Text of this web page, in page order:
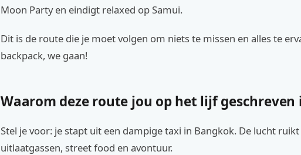
Moon Party en eindigt relaxed op Samui.
Dit is de route die je moet volgen om niets te missen en alles te
backpack, we gaan!
Waarom deze route jou op het lijf geschreven
Stel je voor: je stapt uit een dampige taxi in Bangkok. De lucht
uitlaatgassen, street food en avontuur.